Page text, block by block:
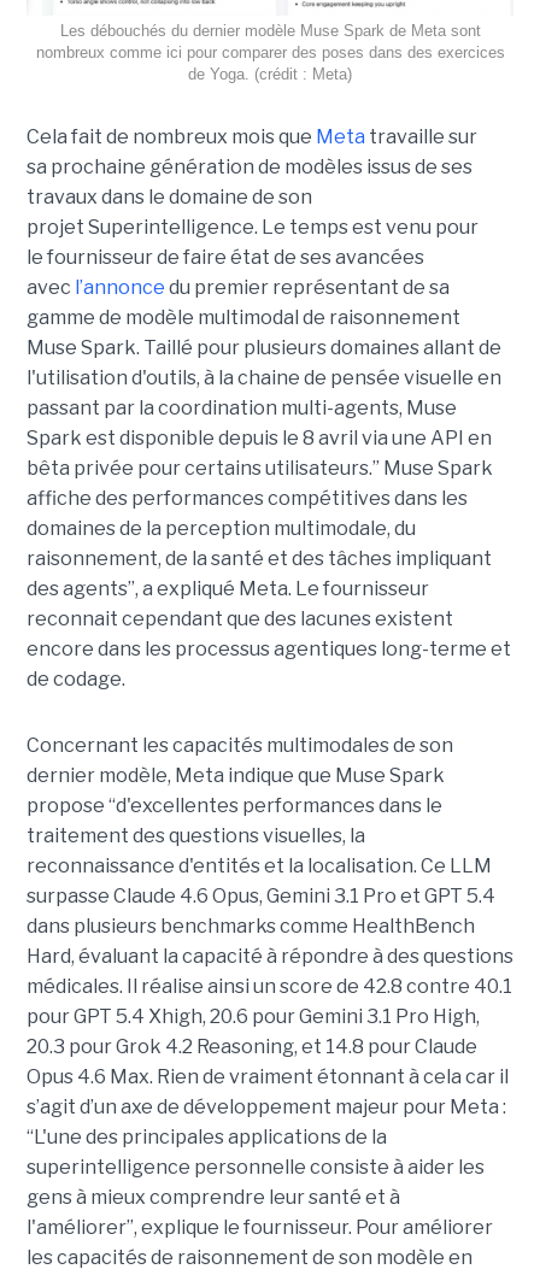
Les débouchés du dernier modèle Muse Spark de Meta sont
nombreux comme ici pour comparer des poses dans des exercices
de Yoga. (crédit : Meta)
Cela fait de nombreux mois que Meta travaille sur
sa prochaine génération de modèles issus de ses
travaux dans le domaine de son
projet Superintelligence. Le temps est venu pour
le fournisseur de faire état de ses avancées
avec l’annonce du premier représentant de sa
gamme de modèle multimodal de raisonnement
Muse Spark. Taillé pour plusieurs domaines allant de
l'utilisation d'outils, à la chaine de pensée visuelle en
passant par la coordination multi-agents, Muse
Spark est disponible depuis le 8 avril via une API en
bêta privée pour certains utilisateurs.” Muse Spark
affiche des performances compétitives dans les
domaines de la perception multimodale, du
raisonnement, de la santé et des tâches impliquant
des agents”, a expliqué Meta. Le fournisseur
reconnait cependant que des lacunes existent
encore dans les processus agentiques long-terme et
de codage.
Concernant les capacités multimodales de son
dernier modèle, Meta indique que Muse Spark
propose “d'excellentes performances dans le
traitement des questions visuelles, la
reconnaissance d'entités et la localisation. Ce LLM
surpasse Claude 4.6 Opus, Gemini 3.1 Pro et GPT 5.4
dans plusieurs benchmarks comme HealthBench
Hard, évaluant la capacité à répondre à des questions
médicales. Il réalise ainsi un score de 42.8 contre 40.1
pour GPT 5.4 Xhigh, 20.6 pour Gemini 3.1 Pro High,
20.3 pour Grok 4.2 Reasoning, et 14.8 pour Claude
Opus 4.6 Max. Rien de vraiment étonnant à cela car il
s’agit d’un axe de développement majeur pour Meta :
“L'une des principales applications de la
superintelligence personnelle consiste à aider les
gens à mieux comprendre leur santé et à
l'améliorer”, explique le fournisseur. Pour améliorer
les capacités de raisonnement de son modèle en